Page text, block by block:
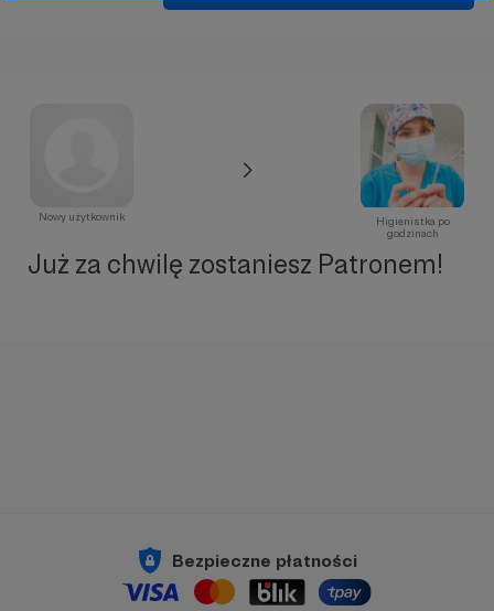
Nowy użytkownik
Higienistka po
godzinach
Już za chwilę zostaniesz Patronem!
Bezpieczne płatności